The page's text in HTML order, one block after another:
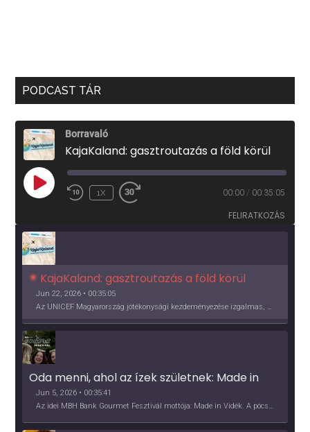
PODCAST TÁR
Borravaló
KajaKaland: gasztroutazás a föld körül
PLAY
EPISODE
1X 00:00 / 00:35:05
FELIRATKOZÁS
KajaKaland: gasztroutazás a föld körül
Jun 22, 2026 • 00:35:05
Az UNICEF Magyarország jótékonysági kezdeményezése izgalmas, egész éves világkörüli ízutazásra hív, igazi családi program és gasztroedukáció, illetve segítség a rászorulóknak is egyben.
Oda menni, ahol az ízek születnek: Made in
Vidék, Gourmet Fesztivál 2026
Jun 5, 2026 • 00:35:41
Az idei MBH Bank Gourmet Fesztivál mottója: Made in Vidék. A pócsmegyeri Papi, a mályinkai Iszkor és a szigligeti Villa Kabala tulajdonosai beszélnek arról, hogy mit jelentenek nekik a vidék ízei.